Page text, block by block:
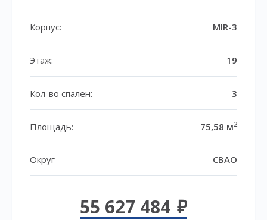
Корпус: MIR-3
Этаж: 19
Кол-во спален: 3
Площадь: 75,58 м2
Округ СВАО
55 627 484